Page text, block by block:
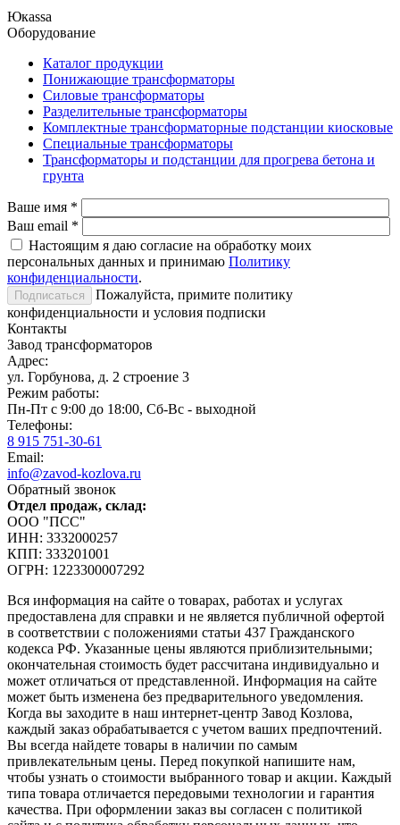
Юкаssа
Оборудование
Каталог продукции
Понижающие трансформаторы
Силовые трансформаторы
Разделительные трансформаторы
Комплектные трансформаторные подстанции киосковые
Специальные трансформаторы
Трансформаторы и подстанции для прогрева бетона и
грунта
Ваше имя *
Ваш email *
Настоящим я даю согласие на обработку моих
персональных данных и принимаю Политику
конфиденциальности.
Пожалуйста, примите политику
конфиденциальности и условия подписки
Контакты
Завод трансформаторов
Адрес:
ул. Горбунова, д. 2 строение 3
Режим работы:
Пн-Пт с 9:00 до 18:00, Сб-Вс - выходной
Телефоны:
8 915 751-30-61
Email:
info@zavod-kozlova.ru
Обратный звонок
Отдел продаж, склад:
ООО "ПСС"
ИНН: 3332000257
КПП: 333201001
ОГРН: 1223300007292
Вся информация на сайте о товарах, работах и услугах
предоставлена для справки и не является публичной офертой
в соответствии с положениями статьи 437 Гражданского
кодекса РФ. Указанные цены являются приблизительными;
окончательная стоимость будет рассчитана индивидуально и
может отличаться от представленной. Информация на сайте
может быть изменена без предварительного уведомления.
Когда вы заходите в наш интернет-центр Завод Козлова,
каждый заказ обрабатывается с учетом ваших предпочтений.
Вы всегда найдете товары в наличии по самым
привлекательным цены. Перед покупкой напишите нам,
чтобы узнать о стоимости выбранного товар и акции. Каждый
типа товара отличается передовыми технологии и гарантия
качества. При оформлении заказ вы согласен с политикой